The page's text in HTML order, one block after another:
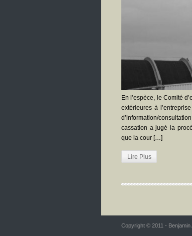
En l’espèce, le Comité
extérieures à
d’information/
cassation a jugé la
que la cour […]
Lire Plus
Copyright © 2011 - Benjamin